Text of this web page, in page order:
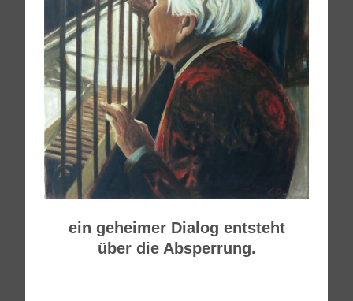
ein geheimer Dialog entsteht
über die Absperrung.